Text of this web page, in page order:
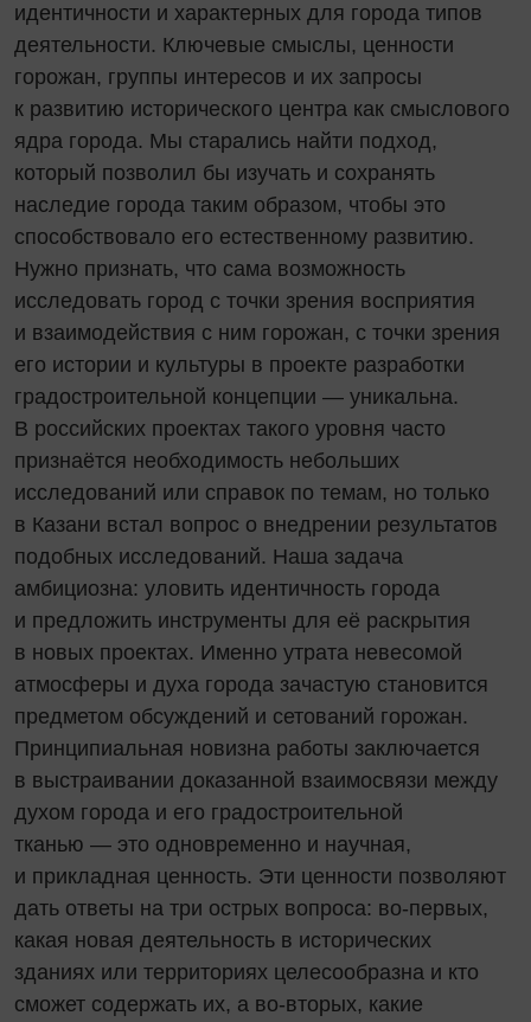
идентичности и характерных для города типов
деятельности. Ключевые смыслы, ценности
горожан, группы интересов и их запросы
к развитию исторического центра как смыслового
ядра города. Мы старались найти подход,
который позволил бы изучать и сохранять
наследие города таким образом, чтобы это
способствовало его естественному развитию.
Нужно признать, что сама возможность
исследовать город с точки зрения восприятия
и взаимодействия с ним горожан, с точки зрения
его истории и культуры в проекте разработки
градостроительной концепции — уникальна.
В российских проектах такого уровня часто
признаётся необходимость небольших
исследований или справок по темам, но только
в Казани встал вопрос о внедрении результатов
подобных исследований. Наша задача
амбициозна: уловить идентичность города
и предложить инструменты для её раскрытия
в новых проектах. Именно утрата невесомой
атмосферы и духа города зачастую становится
предметом обсуждений и сетований горожан.
Принципиальная новизна работы заключается
в выстраивании доказанной взаимосвязи между
духом города и его градостроительной
тканью — это одновременно и научная,
и прикладная ценность. Эти ценности позволяют
дать ответы на три острых вопроса: во-первых,
какая новая деятельность в исторических
зданиях или территориях целесообразна и кто
сможет содержать их, а во-вторых, какие